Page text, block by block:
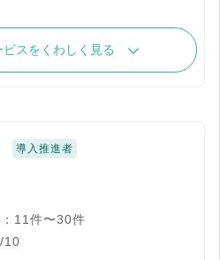
スをくわしく見る
導入推進者
11件〜30件
10